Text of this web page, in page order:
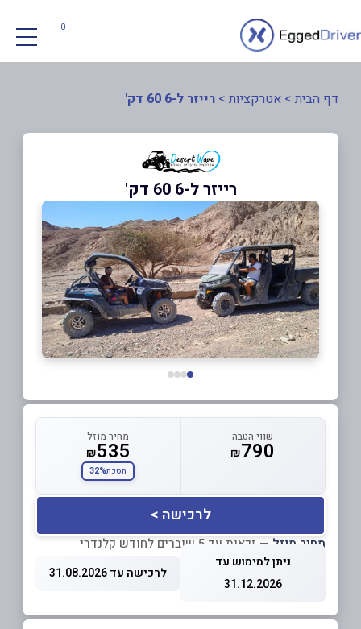
0
דף הבית > אטרקציות > רייזר ל-6 60 דק'
רייזר ל-6 60 דק'
שווי הטבה
₪790
מחיר מוזל
₪535
חסכת32%
לרכישה >
מחיר מוזל — זכאות עד 5 שוברים לחודש קלנדרי
ניתן למימוש עד
31.12.2026
לרכישה עד 31.08.2026